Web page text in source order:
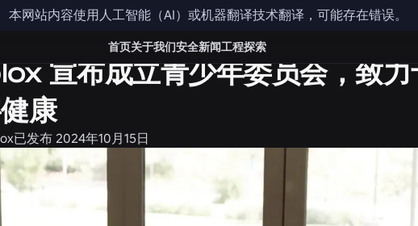
本网站内容使用人工智能（AI）或机器翻译技术翻译，可能存在错误。
首页关于我们安全新闻工程探索
明
宣布成立青少年委员会，致
康
已发布 2024年10月15日